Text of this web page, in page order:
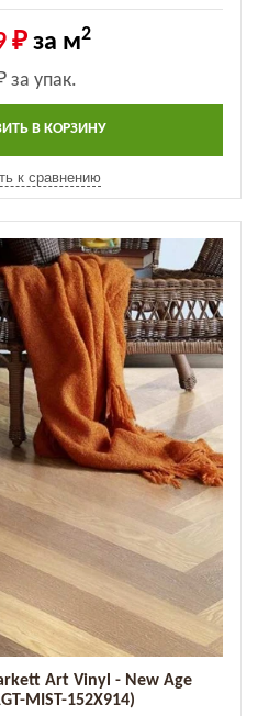
₽ за м2
за упак.
В КОРЗИНУ
к сравнению
Art Vinyl - New Age
MIST-152X914)